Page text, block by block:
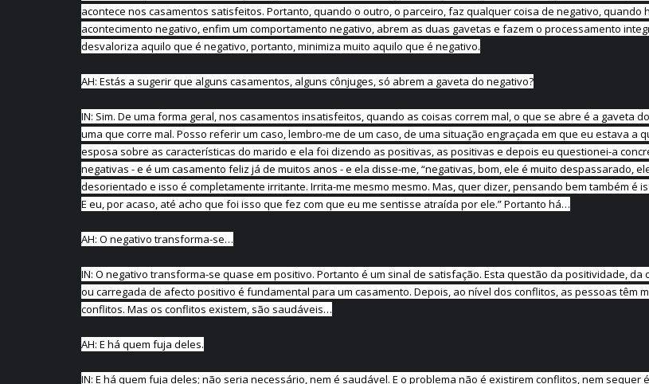
acontece nos casamentos satisfeitos. Portanto, quando o outro, o parceiro, faz qualquer coisa de negativo, quando
acontecimento negativo, enfim um comportamento negativo, abrem as duas gavetas e fazem o processamento
desvaloriza aquilo que é negativo, portanto, minimiza muito aquilo que é negativo.
AH: Estás a sugerir que alguns casamentos, alguns cônjuges, só abrem a gaveta do negativo?
IN: Sim. De uma forma geral, nos casamentos insatisfeitos, quando as coisas correm mal, o que se abre é a gaveta
uma que corre mal. Posso referir um caso, lembro-me de um caso, de uma situação engraçada em que eu estava a
esposa sobre as características do marido e ela foi dizendo as positivas, as positivas e depois eu questionei-a
negativas - e é um casamento feliz já de muitos anos - e ela disse-me, “negativas, bom, ele é muito despassarado,
desorientado e isso é completamente irritante. Irrita-me mesmo mesmo. Mas, quer dizer, pensando bem também é
E eu, por acaso, até acho que foi isso que fez com que eu me sentisse atraída por ele.” Portanto há…
AH: O negativo transforma-se…
IN: O negativo transforma-se quase em positivo. Portanto é um sinal de satisfação. Esta questão da positividade, da
ou carregada de afecto positivo é fundamental para um casamento. Depois, ao nível dos conflitos, as pessoas têm
conflitos. Mas os conflitos existem, são saudáveis…
AH: E há quem fuja deles.
IN: E há quem fuja deles; não seria necessário, nem é saudável. E o problema não é existirem conflitos, nem sequer